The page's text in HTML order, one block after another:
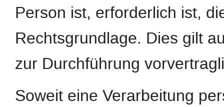
Person ist, erforderlich ist,
Rechtsgrundlage. Dies gilt
zur Durchführung
Soweit eine Verarbeitung